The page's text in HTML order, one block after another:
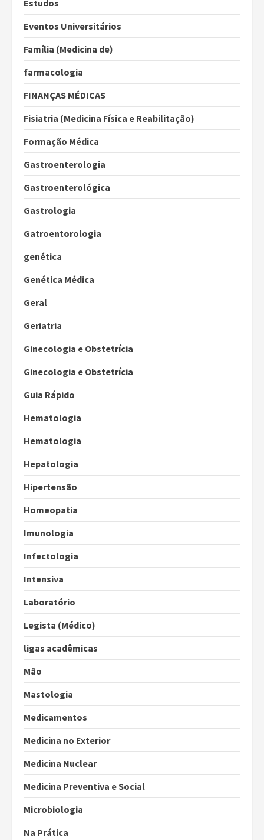
Estudos
Eventos Universitários
Família (Medicina de)
farmacologia
FINANÇAS MÉDICAS
Fisiatria (Medicina Física e Reabilitação)
Formação Médica
Gastroenterologia
Gastroenterológica
Gastrologia
Gatroentorologia
genética
Genética Médica
Geral
Geriatria
Ginecologia e Obstetrícia
Ginecologia e Obstetrícia
Guia Rápido
Hematologia
Hematologia
Hepatologia
Hipertensão
Homeopatia
Imunologia
Infectologia
Intensiva
Laboratório
Legista (Médico)
ligas acadêmicas
Mão
Mastologia
Medicamentos
Medicina no Exterior
Medicina Nuclear
Medicina Preventiva e Social
Microbiologia
Na Prática